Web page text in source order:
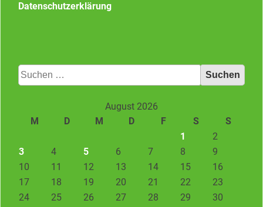
Datenschutzerklärung
Suchen
nach:
August 2026
M
D M D F S
S
1
2
3
4 5 6 7 8
9
10
11 12 13 14 15
16
17
18 19 20 21 22
23
24
25 26 27 28 29
30